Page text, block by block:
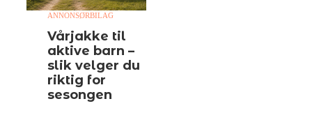
ANNONSØRBILAG
Vårjakke til
aktive barn –
slik velger du
riktig for
sesongen